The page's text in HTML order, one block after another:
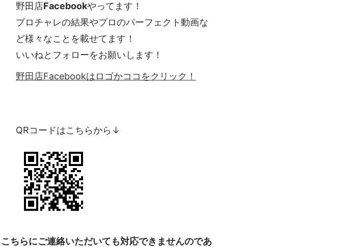
野田店Facebookやってます！
プロチャレの結果やプロのパーフェクト動画な
ど様々なことを載せてます！
いいねとフォローをお願いします！
野田店Facebookはロゴかココをクリック！
QRコードはこちらから↓
ちらにご連絡いただいても対応できませんのであ